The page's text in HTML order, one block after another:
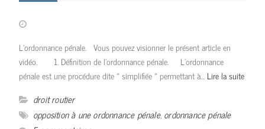
L’ordonnance pénale. Vous pouvez visionner le présent article en
vidéo. 1. Définition de l’ordonnance pénale. L’ordonnance
pénale est une procédure dite « simplifiée » permettant à… Lire la suite
droit routier
opposition à une ordonnance pénale, ordonnance pénale